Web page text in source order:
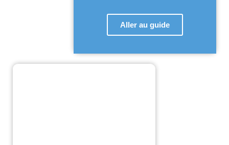
Aller au guide